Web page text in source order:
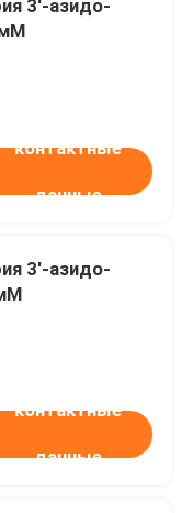
3′-азидо-
контактные
данные
3′-азидо-
контактные
данные